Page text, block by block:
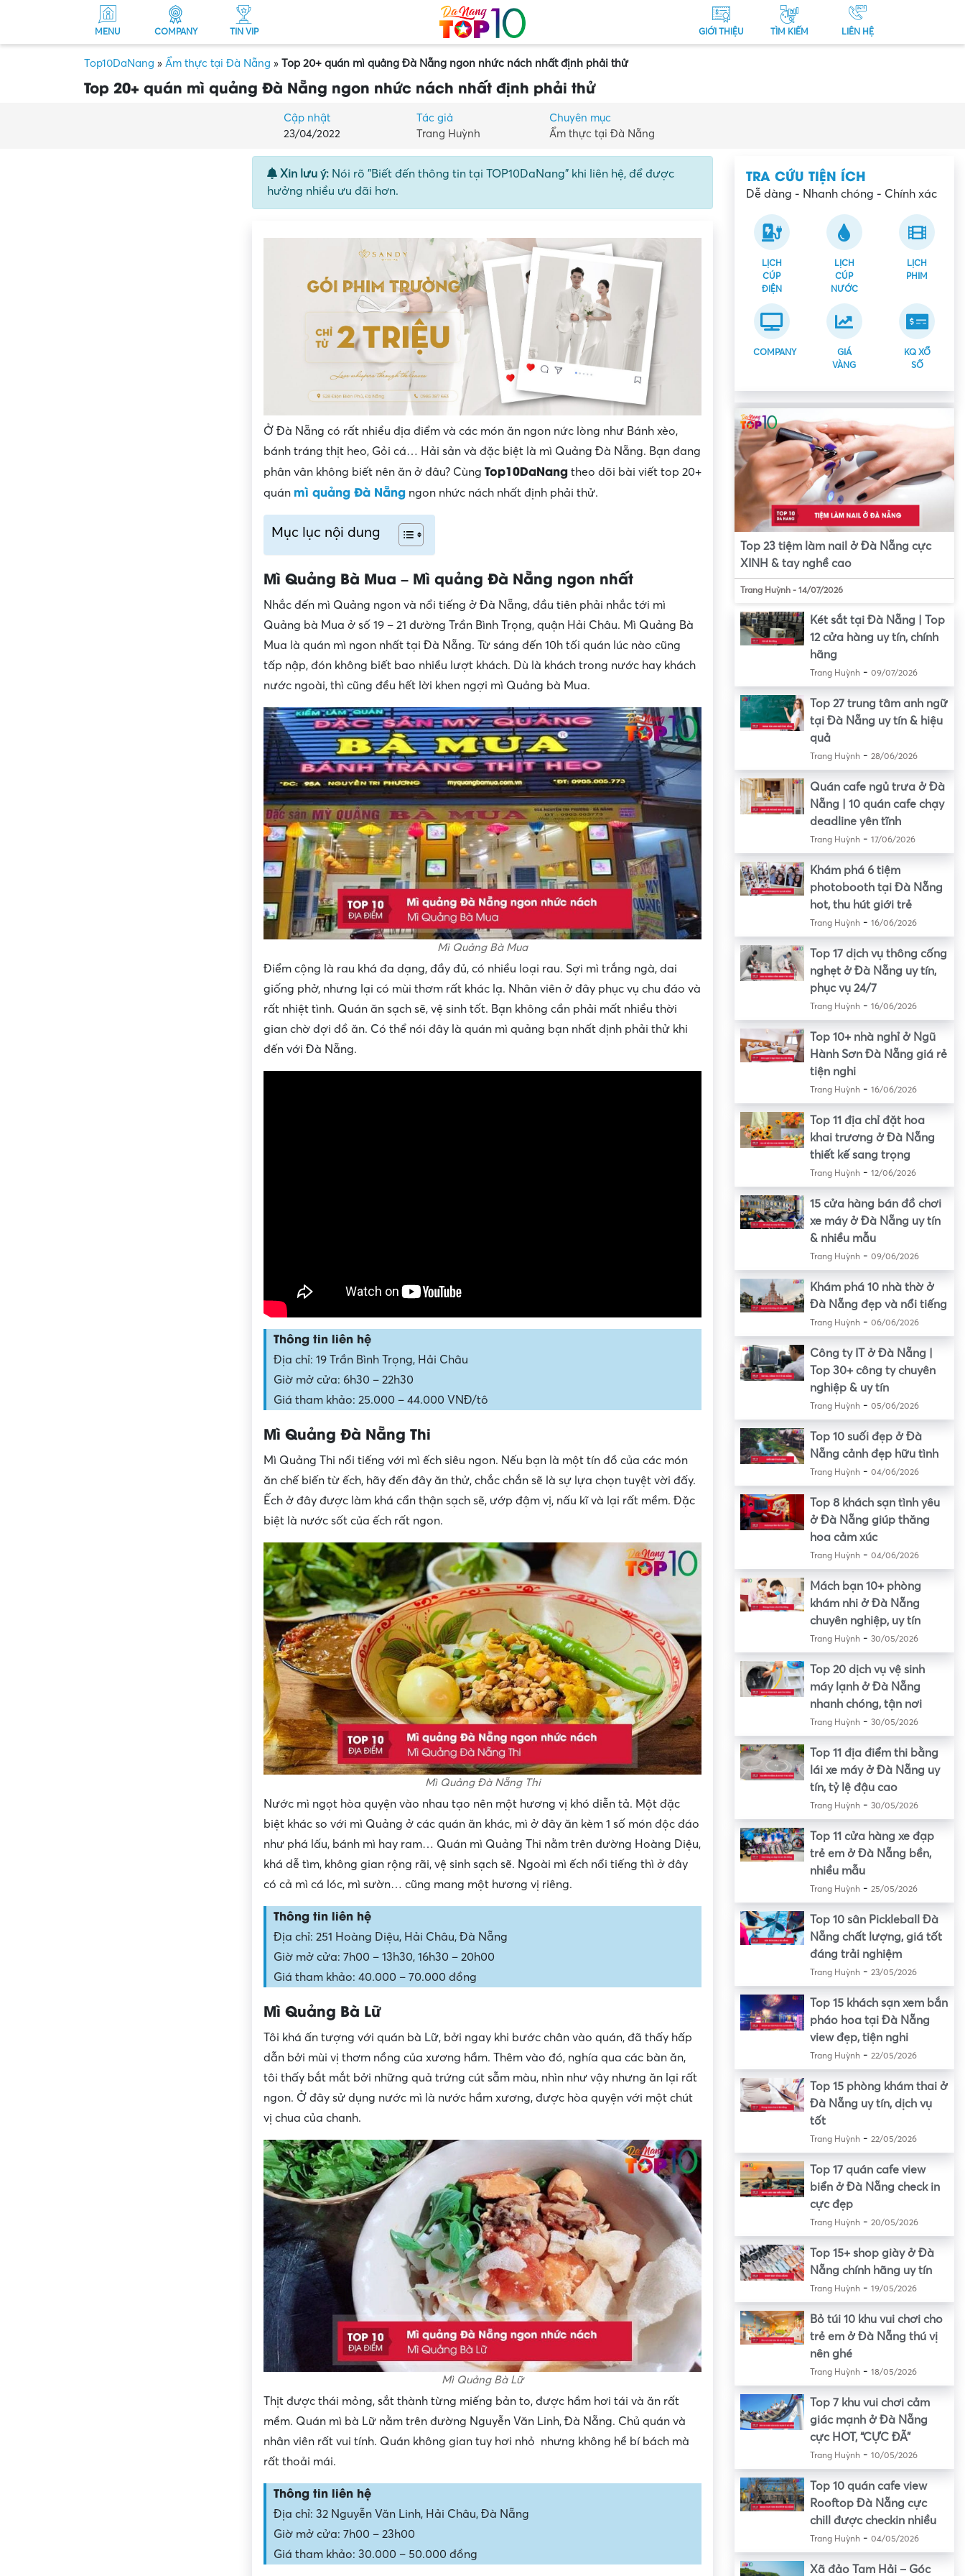
MENU COMPANY TIN VIP GIỚI THIỆU TÌM KIẾM LIÊN HỆ
Top10DaNang » Ẩm thực tại Đà Nẵng » Top 20+ quán mì quảng Đà Nẵng ngon nhức nách nhất định phải thử
Top 20+ quán mì quảng Đà Nẵng ngon nhức nách nhất định phải thử
Cập nhật
23/04/2022
Tác giả
Trang Huỳnh
Chuyên mục
Ẩm thực tại Đà Nẵng
Xin lưu ý: Nói rõ "Biết đến thông tin tại TOP10DaNang" khi liên hệ, để được
hưởng nhiều ưu đãi hơn.
Ở Đà Nẵng có rất nhiều địa điểm và các món ăn ngon nức lòng như Bánh xèo,
bánh tráng thịt heo, Gỏi cá… Hải sản và đặc biệt là mì Quảng Đà Nẵng. Bạn đang
phân vân không biết nên ăn ở đâu? Cùng Top10DaNang theo dõi bài viết top 20+
quán mì quảng Đà Nẵng ngon nhức nách nhất định phải thử.
Mục lục nội dung
Mì Quảng Bà Mua – Mì quảng Đà Nẵng ngon nhất
Nhắc đến mì Quảng ngon và nổi tiếng ở Đà Nẵng, đầu tiên phải nhắc tới mì
Quảng bà Mua ở số 19 – 21 đường Trần Bình Trọng, quận Hải Châu. Mì Quảng Bà
Mua là quán mì ngon nhất tại Đà Nẵng. Từ sáng đến 10h tối quán lúc nào cũng
tấp nập, đón không biết bao nhiều lượt khách. Dù là khách trong nước hay khách
nước ngoài, thì cũng đều hết lời khen ngợi mì Quảng bà Mua.
Mì Quảng Bà Mua
Điểm cộng là rau khá đa dạng, đầy đủ, có nhiều loại rau. Sợi mì trắng ngà, dai
giống phở, nhưng lại có mùi thơm rất khác lạ. Nhân viên ở đây phục vụ chu đáo và
rất nhiệt tình. Quán ăn sạch sẽ, vệ sinh tốt. Bạn không cần phải mất nhiều thời
gian chờ đợi đồ ăn. Có thể nói đây là quán mì quảng bạn nhất định phải thử khi
đến với Đà Nẵng.
Thông tin liên hệ
Địa chỉ: 19 Trần Bình Trọng, Hải Châu
Giờ mở cửa: 6h30 – 22h30
Giá tham khảo: 25.000 – 44.000 VNĐ/tô
Mì Quảng Đà Nẵng Thi
Mì Quảng Thi nổi tiếng với mì ếch siêu ngon. Nếu bạn là một tín đồ của các món
ăn chế biến từ ếch, hãy đến đây ăn thử, chắc chắn sẽ là sự lựa chọn tuyệt vời đấy.
Ếch ở đây được làm khá cẩn thận sạch sẽ, ướp đậm vị, nấu kĩ và lại rất mềm. Đặc
biệt là nước sốt của ếch rất ngon.
Mì Quảng Đà Nẵng Thi
Nước mì ngọt hòa quyện vào nhau tạo nên một hương vị khó diễn tả. Một đặc
biệt khác so với mì Quảng ở các quán ăn khác, mì ở đây ăn kèm 1 số món độc đáo
như phá lấu, bánh mì hay ram… Quán mì Quảng Thi nằm trên đường Hoàng Diệu,
khá dễ tìm, không gian rộng rãi, vệ sinh sạch sẽ. Ngoài mì ếch nổi tiếng thì ở đây
có cả mì cá lóc, mì sườn… cũng mang một hương vị riêng.
Thông tin liên hệ
Địa chỉ: 251 Hoàng Diệu, Hải Châu, Đà Nẵng
Giờ mở cửa: 7h00 – 13h30, 16h30 – 20h00
Giá tham khảo: 40.000 – 70.000 đồng
Mì Quảng Bà Lữ
Tôi khá ấn tượng với quán bà Lữ, bởi ngay khi bước chân vào quán, đã thấy hấp
dẫn bởi mùi vị thơm nồng của xương hầm. Thêm vào đó, nghía qua các bàn ăn,
tôi thấy bắt mắt bởi những quả trứng cút sẫm màu, nhìn như vậy nhưng ăn lại rất
ngon. Ở đây sử dụng nước mì là nước hầm xương, được hòa quyện với một chút
vị chua của chanh.
Mì Quảng Bà Lữ
Thịt được thái mỏng, sắt thành từng miếng bản to, được hầm hơi tái và ăn rất
mềm. Quán mì bà Lữ nằm trên đường Nguyễn Văn Linh, Đà Nẵng. Chủ quán và
nhân viên rất vui tính. Quán không gian tuy hơi nhỏ nhưng không hề bí bách mà
rất thoải mái.
Thông tin liên hệ
Địa chỉ: 32 Nguyễn Văn Linh, Hải Châu, Đà Nẵng
Giờ mở cửa: 7h00 – 23h00
Giá tham khảo: 30.000 – 50.000 đồng
TRA CỨU TIỆN ÍCH
Dễ dàng - Nhanh chóng - Chính xác
LỊCH
CÚP
ĐIỆN
LỊCH
CÚP
NƯỚC
LỊCH
PHIM
COMPANY
GIÁ
VÀNG
KQ XỔ
SỐ
Top 23 tiệm làm nail ở Đà Nẵng cực
XINH & tay nghề cao
Trang Huỳnh - 14/07/2026
Két sắt tại Đà Nẵng | Top
12 cửa hàng uy tín, chính
hãng
Trang Huỳnh- 09/07/2026
Top 27 trung tâm anh ngữ
tại Đà Nẵng uy tín & hiệu
quả
Trang Huỳnh- 28/06/2026
Quán cafe ngủ trưa ở Đà
Nẵng | 10 quán cafe chạy
deadline yên tĩnh
Trang Huỳnh- 17/06/2026
Khám phá 6 tiệm
photobooth tại Đà Nẵng
hot, thu hút giới trẻ
Trang Huỳnh- 16/06/2026
Top 17 dịch vụ thông cống
nghẹt ở Đà Nẵng uy tín,
phục vụ 24/7
Trang Huỳnh- 16/06/2026
Top 10+ nhà nghỉ ở Ngũ
Hành Sơn Đà Nẵng giá rẻ
tiện nghi
Trang Huỳnh- 16/06/2026
Top 11 địa chỉ đặt hoa
khai trương ở Đà Nẵng
thiết kế sang trọng
Trang Huỳnh- 12/06/2026
15 cửa hàng bán đồ chơi
xe máy ở Đà Nẵng uy tín
& nhiều mẫu
Trang Huỳnh- 09/06/2026
Khám phá 10 nhà thờ ở
Đà Nẵng đẹp và nổi tiếng
Trang Huỳnh- 06/06/2026
Công ty IT ở Đà Nẵng |
Top 30+ công ty chuyên
nghiệp & uy tín
Trang Huỳnh- 05/06/2026
Top 10 suối đẹp ở Đà
Nẵng cảnh đẹp hữu tình
Trang Huỳnh- 04/06/2026
Top 8 khách sạn tình yêu
ở Đà Nẵng giúp thăng
hoa cảm xúc
Trang Huỳnh- 04/06/2026
Mách bạn 10+ phòng
khám nhi ở Đà Nẵng
chuyên nghiệp, uy tín
Trang Huỳnh- 30/05/2026
Top 20 dịch vụ vệ sinh
máy lạnh ở Đà Nẵng
nhanh chóng, tận nơi
Trang Huỳnh- 30/05/2026
Top 11 địa điểm thi bằng
lái xe máy ở Đà Nẵng uy
tín, tỷ lệ đậu cao
Trang Huỳnh- 30/05/2026
Top 11 cửa hàng xe đạp
trẻ em ở Đà Nẵng bền,
nhiều mẫu
Trang Huỳnh- 25/05/2026
Top 10 sân Pickleball Đà
Nẵng chất lượng, giá tốt
đáng trải nghiệm
Trang Huỳnh- 23/05/2026
Top 15 khách sạn xem bắn
pháo hoa tại Đà Nẵng
view đẹp, tiện nghi
Trang Huỳnh- 22/05/2026
Top 15 phòng khám thai ở
Đà Nẵng uy tín, dịch vụ
tốt
Trang Huỳnh- 22/05/2026
Top 17 quán cafe view
biển ở Đà Nẵng check in
cực đẹp
Trang Huỳnh- 20/05/2026
Top 15+ shop giày ở Đà
Nẵng chính hãng uy tín
Trang Huỳnh- 19/05/2026
Bỏ túi 10 khu vui chơi cho
trẻ em ở Đà Nẵng thú vị
nên ghé
Trang Huỳnh- 18/05/2026
Top 7 khu vui chơi cảm
giác mạnh ở Đà Nẵng
cực HOT, “CỰC ĐÃ”
Trang Huỳnh- 10/05/2026
Top 10 quán cafe view
Rooftop Đà Nẵng cực
chill được checkin nhiều
Trang Huỳnh- 04/05/2026
Xã đảo Tam Hải – Góc